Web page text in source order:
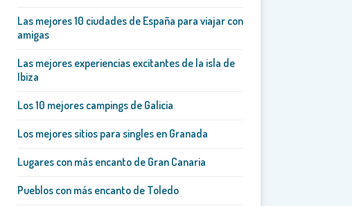
Las mejores 10 ciudades de España para viajar con
amigas
Las mejores experiencias excitantes de la isla de
Ibiza
Los 10 mejores campings de Galicia
Los mejores sitios para singles en Granada
Lugares con más encanto de Gran Canaria
Pueblos con más encanto de Toledo